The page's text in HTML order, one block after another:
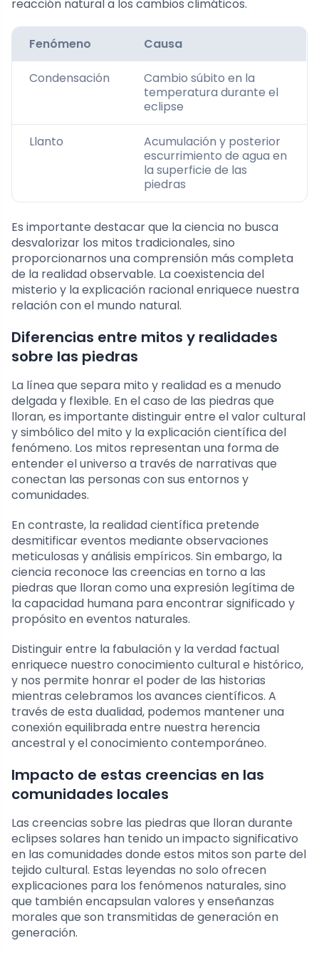
reacción natural a los cambios climáticos.
Fenómeno Causa
Condensación
Cambio súbito en la
temperatura durante el
eclipse
Llanto
Acumulación y posterior
escurrimiento de agua en
la superficie de las
piedras
Es importante destacar que la ciencia no busca
desvalorizar los mitos tradicionales, sino
proporcionarnos una comprensión más completa
de la realidad observable. La coexistencia del
misterio y la explicación racional enriquece nuestra
relación con el mundo natural.
Diferencias entre mitos y realidades
sobre las piedras
La línea que separa mito y realidad es a menudo
delgada y flexible. En el caso de las piedras que
lloran, es importante distinguir entre el valor cultural
y simbólico del mito y la explicación científica del
fenómeno. Los mitos representan una forma de
entender el universo a través de narrativas que
conectan las personas con sus entornos y
comunidades.
En contraste, la realidad científica pretende
desmitificar eventos mediante observaciones
meticulosas y análisis empíricos. Sin embargo, la
ciencia reconoce las creencias en torno a las
piedras que lloran como una expresión legítima de
la capacidad humana para encontrar significado y
propósito en eventos naturales.
Distinguir entre la fabulación y la verdad factual
enriquece nuestro conocimiento cultural e histórico,
y nos permite honrar el poder de las historias
mientras celebramos los avances científicos. A
través de esta dualidad, podemos mantener una
conexión equilibrada entre nuestra herencia
ancestral y el conocimiento contemporáneo.
Impacto de estas creencias en las
comunidades locales
Las creencias sobre las piedras que lloran durante
eclipses solares han tenido un impacto significativo
en las comunidades donde estos mitos son parte del
tejido cultural. Estas leyendas no solo ofrecen
explicaciones para los fenómenos naturales, sino
que también encapsulan valores y enseñanzas
morales que son transmitidas de generación en
generación.